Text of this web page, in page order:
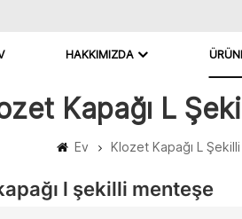
HAKKIMIZDA
Kapağı L
Ev Klozet Kapağı L
l şekilli menteşe